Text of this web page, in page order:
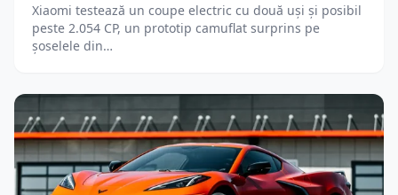
Xiaomi testează un coupe electric cu două uși și posibil
peste 2.054 CP, un prototip camuflat surprins pe
șoselele din…